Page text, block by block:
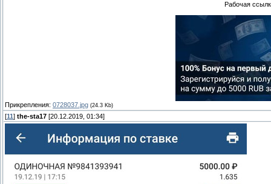
Рабочая
Прикрепления: 0728037.jpg (24.3 Kb)
[11 ] the-sta17 [20.12.2019, 01:34]